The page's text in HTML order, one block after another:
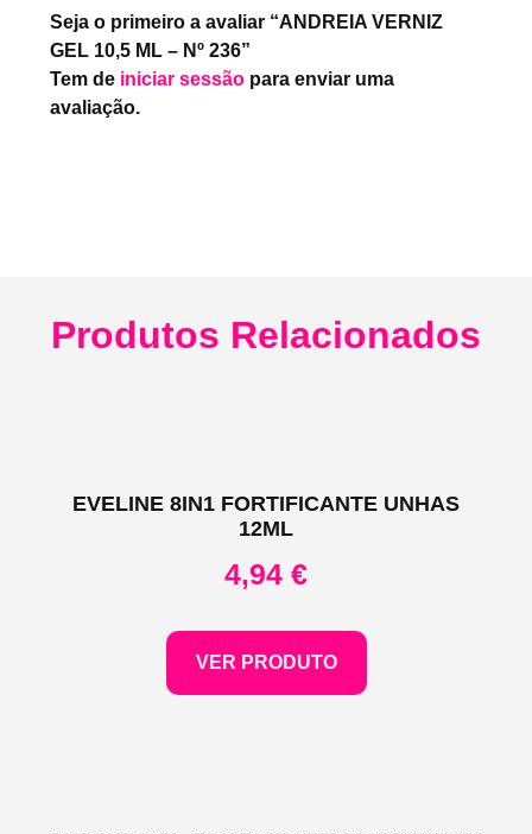
Seja o primeiro a avaliar “ANDREIA VERNIZ
GEL 10,5 ML – Nº 236”
Tem de iniciar sessão para enviar uma
avaliação.
Produtos Relacionados
EVELINE 8IN1 FORTIFICANTE UNHAS
12ML
4,94 €
VER PRODUTO